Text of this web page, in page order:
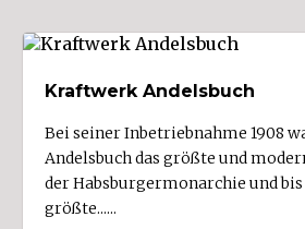
Riefensberg
Sankt Anton im Montafon
Sankt Gallenkirch
Sankt Gerold
Kraftwerk Andelsbuch
Bei seiner Inbetriebnahme 1908
Andelsbuch das größte und
der Habsburgermonarchie und bis
größte......